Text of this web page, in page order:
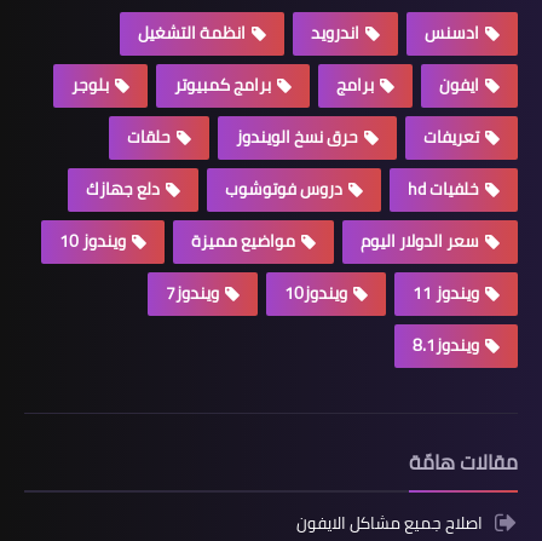
ادسنس اندرويد
انظمة التشغيل
ايفون
برامج برامج كمبيوتر
بلوجر
تعريفات
حرق نسخ الويندوز
حلقات
خلفيات hd
دروس فوتوشوب
دلع جهازك
سعر الدولار اليوم
مواضيع مميزة
ويندوز 10
ويندوز 11
ويندوز10
ويندوز7
ويندوز8.1
مقالات هامّة
اصلاح جميع مشاكل الايفون